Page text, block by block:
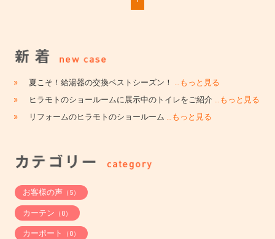
» 夏こそ！給湯器の交換ベストシーズン！ …もっと見る
» ヒラモトのショールームに展示中のトイレをご紹介 …もっと見る
» リフォームのヒラモトのショールーム …もっと見る
お客様の声 （5）
カーテン （0）
カーポート （0）